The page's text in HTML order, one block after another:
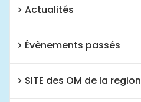
Actualités
Évènements passés
SITE des OM de la region